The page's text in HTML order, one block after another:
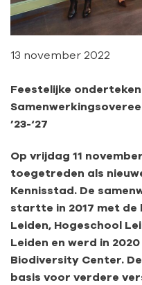
13 november 2022
Feestelijke
’23-‘27
Op vrijdag 11
toegetreden als
Kennisstad. De
startte in 2017 met
Leiden, Hogeschool
Leiden en werd in
Biodiversity Center.
basis voor verdere